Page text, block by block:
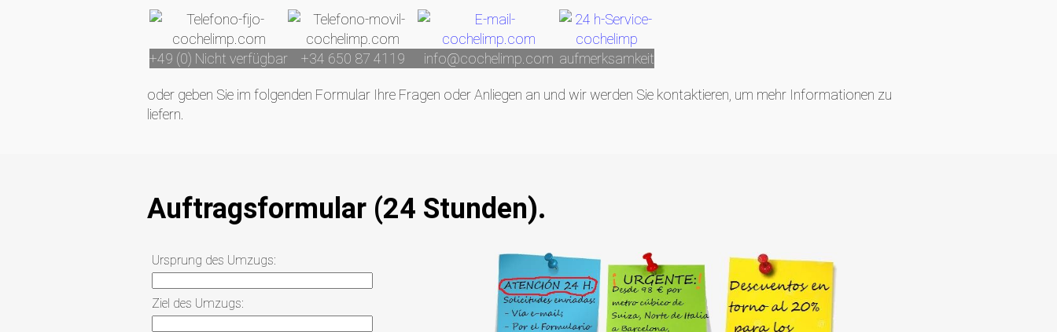
+49 (0) Nicht verfügbar +34 650 87 4119 info@cochelimp.com aufmerksamkeit
oder geben Sie im folgenden Formular Ihre Fragen oder Anliegen an und wir werden Sie kontaktieren, um mehr Informationen zu
liefern.
Auftragsformular (24 Stunden).
Ursprung des Umzugs:
Ziel des Umzugs: